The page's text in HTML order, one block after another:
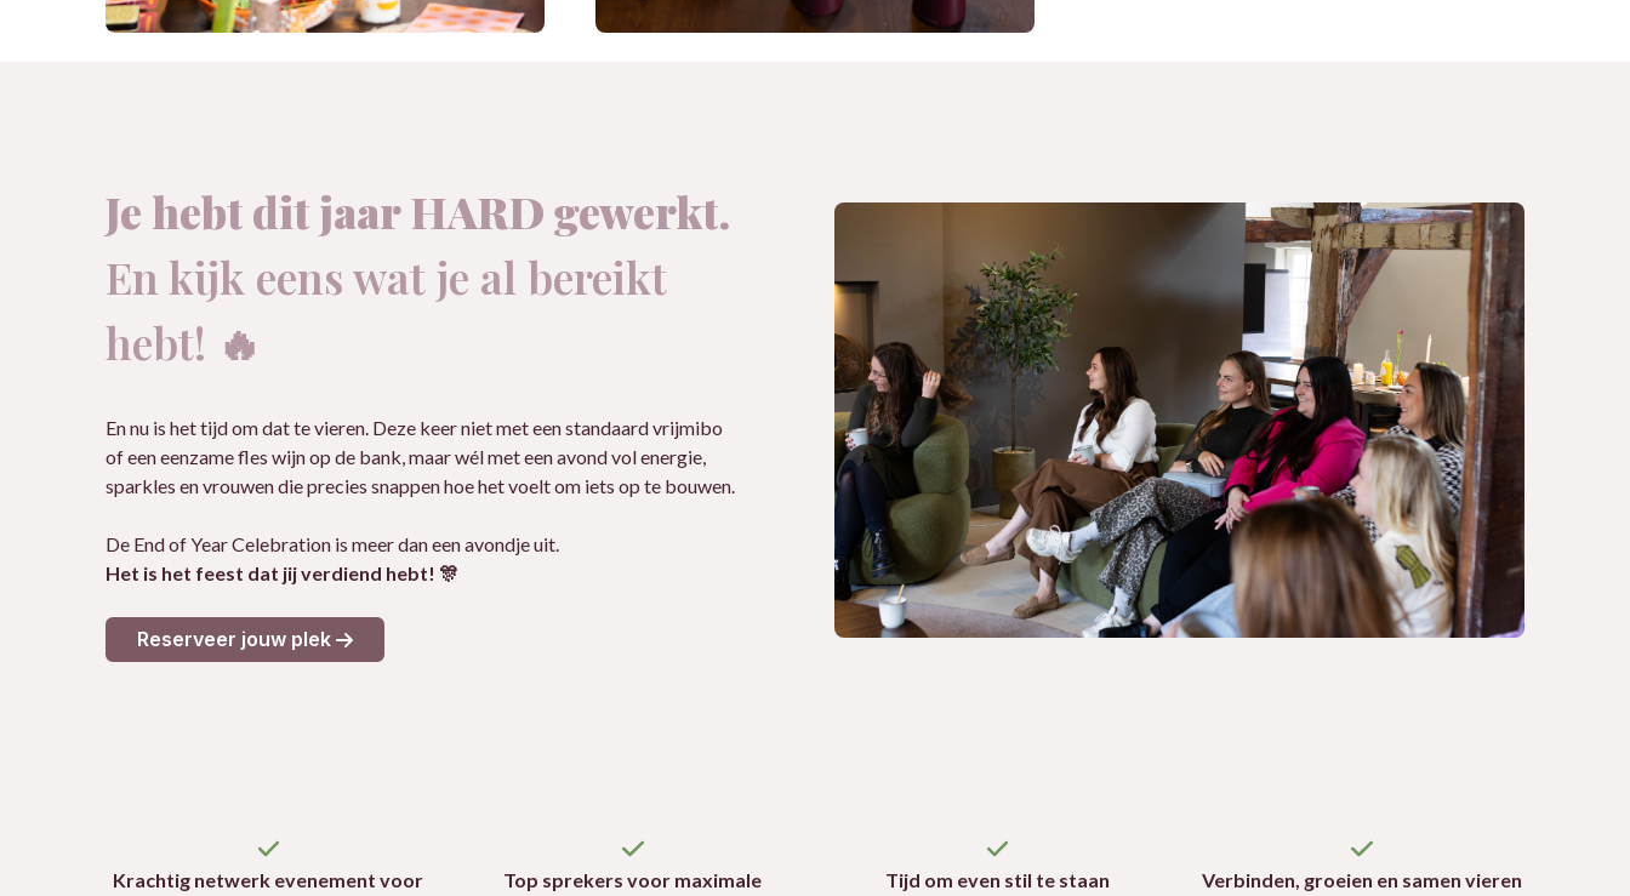
Je hebt dit jaar HARD gewerkt.
En kijk eens wat je al bereikt
hebt! 🔥
En nu is het tijd om dat te vieren. Deze keer niet met een standaard vrijmibo
of een eenzame fles wijn op de bank, maar wél met een avond vol energie,
sparkles en vrouwen die precies snappen hoe het voelt om iets op te bouwen.
De End of Year Celebration is meer dan een avondje uit.
Het is het feest dat jij verdiend hebt! 🎊
Reserveer jouw plek
Krachtig netwerk evenement voor
Top sprekers voor maximale
Tijd om even stil te staan Verbinden, groeien en samen vieren